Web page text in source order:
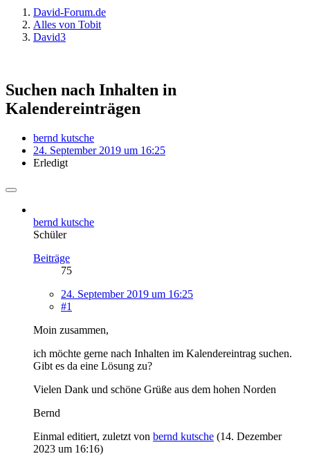
David-Forum.de
Alles von Tobit
David3
Suchen nach Inhalten in
Kalendereinträgen
bernd kutsche
24. September 2019 um 16:25
Erledigt
bernd kutsche
Schüler
Beiträge
75
24. September 2019 um 16:25
#1
Moin zusammen,
ich möchte gerne nach Inhalten im Kalendereintrag suchen.
Gibt es da eine Lösung zu?
Vielen Dank und schöne Grüße aus dem hohen Norden
Bernd
Einmal editiert, zuletzt von bernd kutsche (14. Dezember
2023 um 16:16)